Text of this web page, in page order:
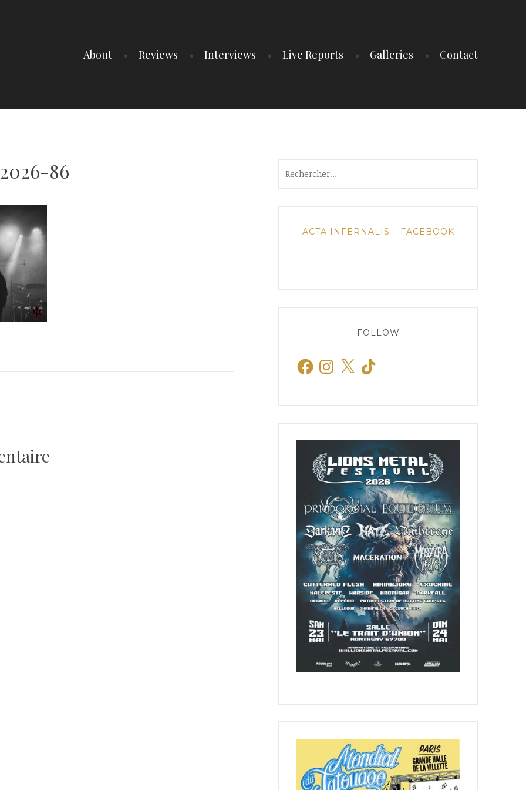
About Reviews Interviews Live Reports Galleries Contact
86
ACTA INFERNALIS – FACEBOOK
FOLLOW
FacebookInstagram
X TikTok